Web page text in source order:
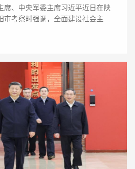
席、中央军委主席习近平近日在陕
考察时强调，全面建设社会主义
农业农村优先发展，发扬